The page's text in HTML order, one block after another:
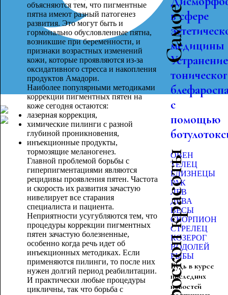
объясняются тем, что пигментные
пятна имеют разный патогенез
развития. Это могут быть и
гормонально обусловленные пятна,
возникшие при беременности, и
признаки возрастных изменений
кожи, которые проявляются из-за
оксидативного стресса и накопления
продуктов Амадори.
Наиболее популярными методиками
коррекции пигментных пятен на
коже сегодня остаются:
лазерная коррекция,
химические пилинги с разной
глубиной проникновения,
инъекционные продукты,
тормозящие меланогенез.
Главной проблемой борьбы с
гиперпигментациями являются
рецидивы проявления пятен. Частота
и скорость их развития зачастую
нивелирует все старания
специалиста и пациента.
Неприятности усугубляются тем, что
процедуры коррекции пигментных
пятен зачастую болезненные,
особенно когда речь идет об
инъекционных методиках. Если
применяются пилинги, то после них
нужен долгий период реабилитации.
И практически любые процедуры
цикличны, так что борьба с
в сфере
медицины
Устранение
с
помощью
Гороскоп красоты
ОВЕН
ТЕЛЕЦ
БЛИЗНЕЦЫ
РАК
ЛЕВ
ДЕВА
ВЕСЫ
СКОРПИОН
СТРЕЛЕЦ
КОЗЕРОГ
ВОДОЛЕЙ
РЫБЫ
Будь в курсе
последних
новостей